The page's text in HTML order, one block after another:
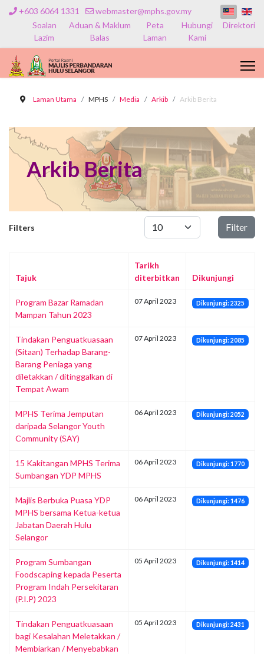
+603 6064 1331
webmaster@mphs.gov.my
Soalan
Lazim
Aduan & Maklum
Balas
Peta
Laman
Hubungi
Kami
Direktori
Laman Utama MPHS Media Arkib Arkib Berita
Arkib Berita
Filters
Papar # Filter
Tajuk
Tarikh
diterbitkan
Dikunjungi
Program Bazar Ramadan
Mampan Tahun 2023
07 April 2023 Dikunjungi: 2325
Tindakan Penguatkuasaan
(Sitaan) Terhadap Barang-
Barang Peniaga yang
diletakkan / ditinggalkan di
Tempat Awam
07 April 2023 Dikunjungi: 2085
MPHS Terima Jemputan
daripada Selangor Youth
Community (SAY)
06 April 2023 Dikunjungi: 2052
15 Kakitangan MPHS Terima
Sumbangan YDP MPHS
06 April 2023 Dikunjungi: 1770
Majlis Berbuka Puasa YDP
MPHS bersama Ketua-ketua
Jabatan Daerah Hulu
Selangor
06 April 2023 Dikunjungi: 1476
Program Sumbangan
Foodscaping kepada Peserta
Program Indah Persekitaran
(P.I.P) 2023
05 April 2023 Dikunjungi: 1414
Tindakan Penguatkuasaan
bagi Kesalahan Meletakkan /
Membiarkan / Menyebabkan
05 April 2023 Dikunjungi: 2431